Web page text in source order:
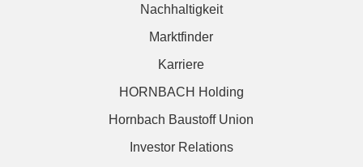
Nachhaltigkeit
Marktfinder
Karriere
HORNBACH Holding
Hornbach Baustoff Union
Investor Relations